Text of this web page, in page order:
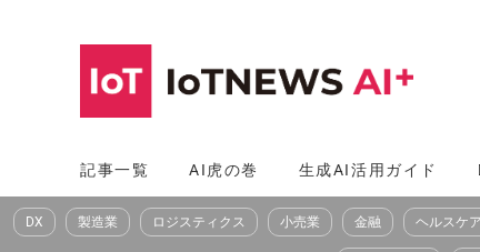
へ
ス
記事一覧 AI虎の巻 生成AI活用ガイド
DX 製造業 ロジスティクス 小売業 金融 ヘルスケ